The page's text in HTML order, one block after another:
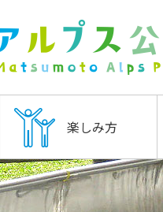
楽しみ方
ファミリー
カップル
シニア（半日）
シニア（ウォーキング）